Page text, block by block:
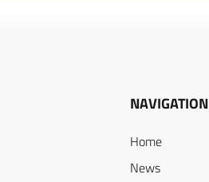
NAVIGATION
Home
News